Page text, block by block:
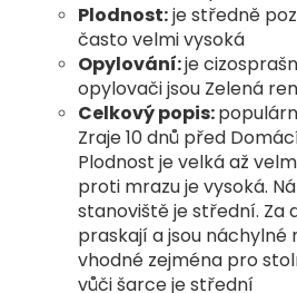
Plodnost:je středně
často velmi vysoká
Opylování:je
opylovači jsou Zelená
Celkový popis:
Zraje 10 dnů před
Plodnost je velká až
proti mrazu je vysoká.
stanoviště je střední. Za
praskají a jsou náchylné
vhodné zejména pro
vůči šarce je střední